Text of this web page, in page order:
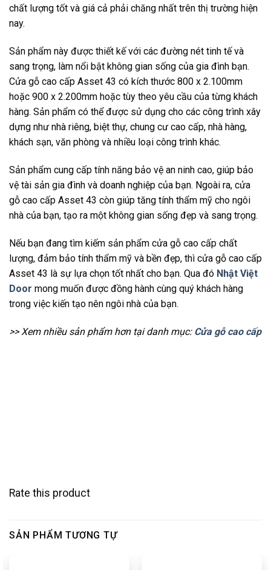
chất lượng tốt và giá cả phải chăng nhất trên thị trường hiện
nay.
Sản phẩm này được thiết kế với các đường nét tinh tế và
sang trọng, làm nổi bật không gian sống của gia đình bạn.
Cửa gỗ cao cấp Asset 43 có kích thước 800 x 2.100mm
hoặc 900 x 2.200mm hoặc tùy theo yêu cầu của từng khách
hàng. Sản phẩm có thể được sử dụng cho các công trình xây
dựng như nhà riêng, biệt thự, chung cư cao cấp, nhà hàng,
khách sạn, văn phòng và nhiều loại công trình khác.
Sản phẩm cung cấp tính năng bảo vệ an ninh cao, giúp bảo
vệ tài sản gia đình và doanh nghiệp của bạn. Ngoài ra, cửa
gỗ cao cấp Asset 43 còn giúp tăng tính thẩm mỹ cho ngôi
nhà của bạn, tạo ra một không gian sống đẹp và sang trọng.
Nếu bạn đang tìm kiếm sản phẩm cửa gỗ cao cấp chất
lượng, đảm bảo tính thẩm mỹ và bền đẹp, thì cửa gỗ cao cấp
Asset 43 là sự lựa chọn tốt nhất cho bạn. Qua đó Nhật Việt
Door mong muốn được đồng hành cùng quý khách hàng
trong việc kiến tạo nên ngôi nhà của bạn.
>> Xem nhiều sản phẩm hơn tại danh mục: Cửa gỗ cao cấp
Rate this product
SẢN PHẨM TƯƠNG TỰ